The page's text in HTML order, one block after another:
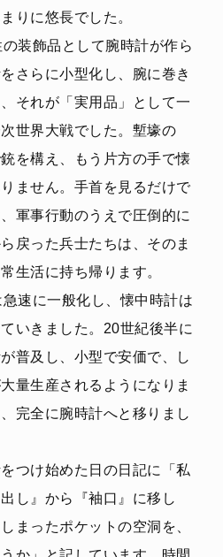
りに悠長でした。
装飾品として腕時計が作ら
さらに小型化し、腕に巻き
それが「実用品」として一
世界大戦でした。塹壕の
を構え、もう片方の手で懐
ません。手首を見るだけで
軍事行動のうえで圧倒的に
戻った兵士たちは、そのま
生活に持ち帰ります。
速に一般化し、懐中時計は
いきました。20世紀後半に
普及し、小型で安価で、し
量生産されるようになりま
完全に腕時計へと移りまし
つけ始めた日の日記に「私
し』から『袖口』に移し
まったポケットの空洞を、